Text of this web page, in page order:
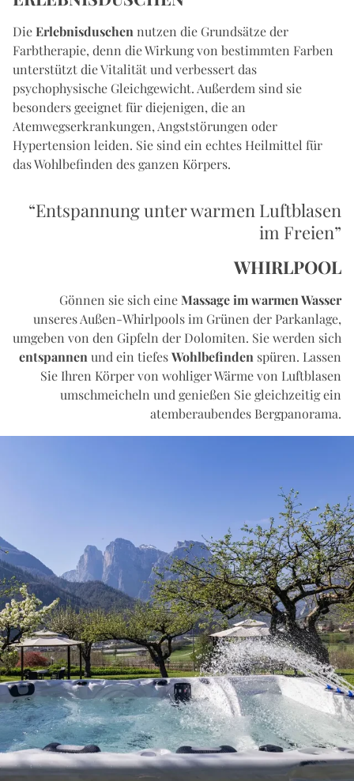
DieErlebnisduschen nutzen die Grundsätze der
Farbtherapie, denn die Wirkung von bestimmten Farben
unterstützt die Vitalität und verbessert das
psychophysische Gleichgewicht. Außerdem sind sie
besonders geeignet für diejenigen, die an
Atemwegserkrankungen, Angststörungen oder
Hypertension leiden. Sie sind ein echtes Heilmittel für
das Wohlbefinden des ganzen Körpers.
“Entspannung unter warmen Luftblasen
im Freien”
WHIRLPOOL
Gönnen sie sich eineMassage im warmen Wasser
unseres Außen-Whirlpools im Grünen der Parkanlage,
umgeben von den Gipfeln der Dolomiten. Sie werden sich
entspannen und ein tiefesWohlbefinden spüren. Lassen
Sie Ihren Körper von wohliger Wärme von Luftblasen
umschmeicheln und genießen Sie gleichzeitig ein
atemberaubendes Bergpanorama.